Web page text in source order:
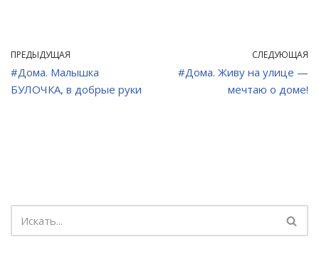
ПРЕДЫДУЩАЯ
#Дома. Малышка
БУЛОЧКА, в добрые руки
СЛЕДУЮЩАЯ
#Дома. Живу на улице —
мечтаю о доме!